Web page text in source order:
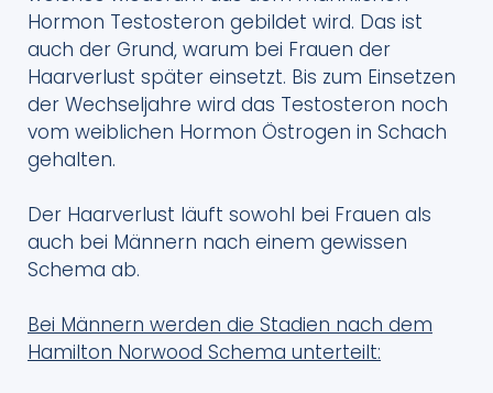
Hormon Testosteron gebildet wird. Das ist
auch der Grund, warum bei Frauen der
Haarverlust später einsetzt. Bis zum Einsetzen
der Wechseljahre wird das Testosteron noch
vom weiblichen Hormon Östrogen in Schach
gehalten.
Der Haarverlust läuft sowohl bei Frauen als
auch bei Männern nach einem gewissen
Schema ab.
Bei Männern werden die Stadien nach dem
Hamilton Norwood Schema unterteilt: